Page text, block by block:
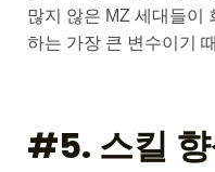
많지 않은 MZ 세대들이
하는 가장 큰 변수이기
#5. 스킬